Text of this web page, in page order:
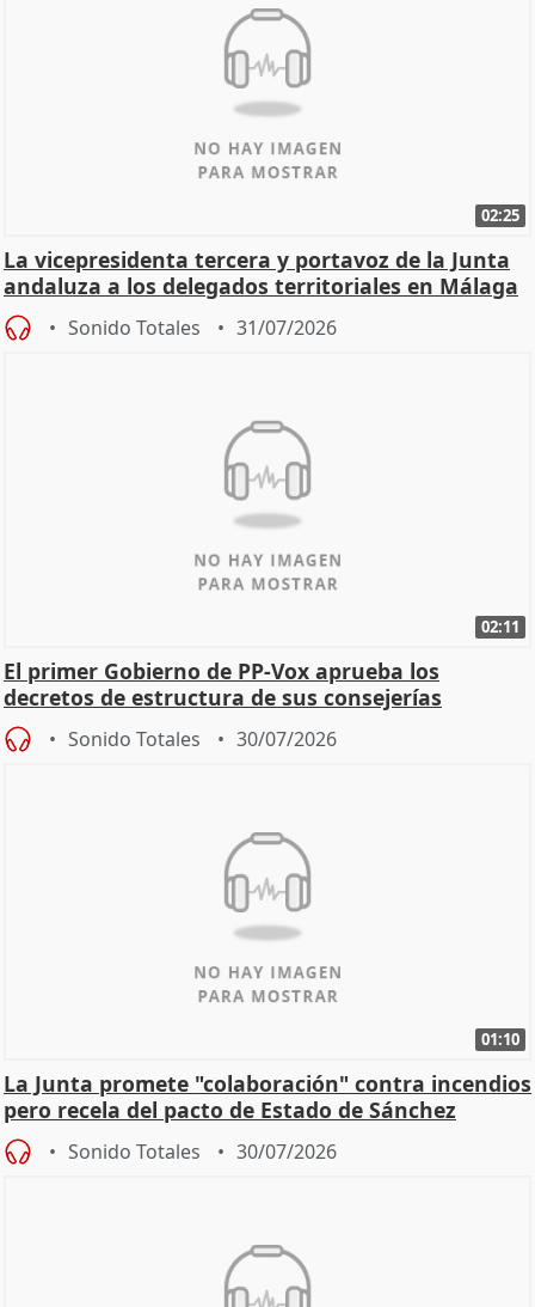
02:25
La vicepresidenta tercera y portavoz de la Junta
andaluza a los delegados territoriales en Málaga
Sonido Totales 31/07/2026
02:11
El primer Gobierno de PP-Vox aprueba los
decretos de estructura de sus consejerías
Sonido Totales 30/07/2026
01:10
La Junta promete "colaboración" contra incendios
pero recela del pacto de Estado de Sánchez
Sonido Totales 30/07/2026